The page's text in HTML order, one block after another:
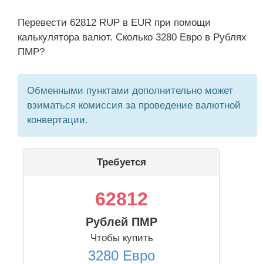
Перевести 62812 RUP в EUR при помощи
калькулятора валют. Сколько 3280 Евро в Рублях
ПМР?
Обменными пунктами дополнительно может
взиматься комиссия за проведение валютной
конвертации.
Требуется
62812
Рублей ПМР
Чтобы купить
3280 Евро